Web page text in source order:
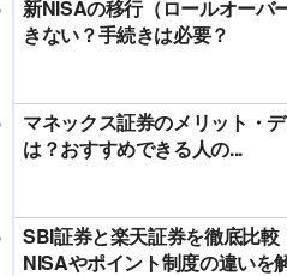
新NISAの移行（ロールオーバ
きない？手続きは必要？
マネックス証券のメリット・
は？おすすめできる人の...
SBI証券と楽天証券を徹底比較
NISAやポイント制度の違いを